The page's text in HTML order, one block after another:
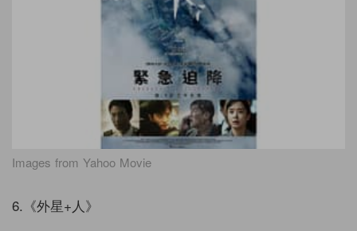
Images from Yahoo Movie
6.《外星+人》